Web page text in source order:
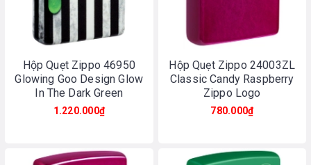
Hộp Quẹt Zippo 46950
Glowing Goo Design Glow
In The Dark Green
1.220.000₫
Hộp Quẹt Zippo 24003ZL
Classic Candy Raspberry
Zippo Logo
780.000₫